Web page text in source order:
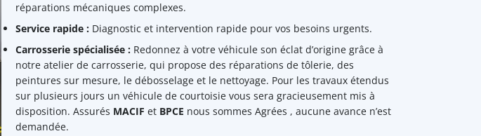
réparations mécaniques complexes.
Service rapide :Diagnostic et intervention rapide pour vos besoins urgents.
Carrosserie spécialisée :Redonnez à votre véhicule son éclat d’origine grâce à
notre atelier de carrosserie, qui propose des réparations de tôlerie, des
peintures sur mesure, le débosselage et le nettoyage. Pour les travaux étendus
sur plusieurs jours un véhicule de courtoisie vous sera gracieusement mis à
disposition. Assurés MACIF et BPCE nous sommes Agrées , aucune avance n’est
demandée.